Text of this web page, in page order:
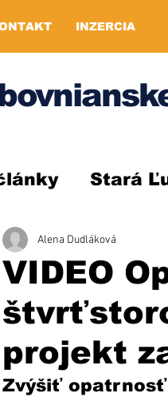
INZERCIA
Stará
VIDEO
projekt
Alena Dudláková
Zvýšiť opatrnosť